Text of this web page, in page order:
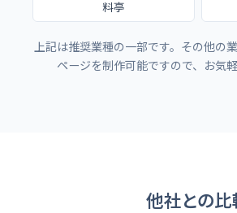
料亭
上記は推奨業種の一部です。その他の
ページを制作可能ですので、お気
他社との比